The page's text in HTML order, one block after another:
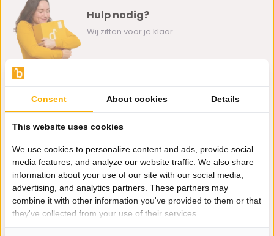
Hulp nodig?
Wij zitten voor je klaar.
0162-231130
klantenservice@bazaaronline.nl
Ontvang de nieuwste aanbiedingen en promoties. We zullen
je niet spammen, beloofd.
Consent About cookies Details
This website uses cookies
We use cookies to personalize content and ads, provide social
media features, and analyze our website traffic. We also share
information about your use of our site with our social media,
advertising, and analytics partners. These partners may
combine it with other information you've provided to them or that
they've collected from your use of their services.